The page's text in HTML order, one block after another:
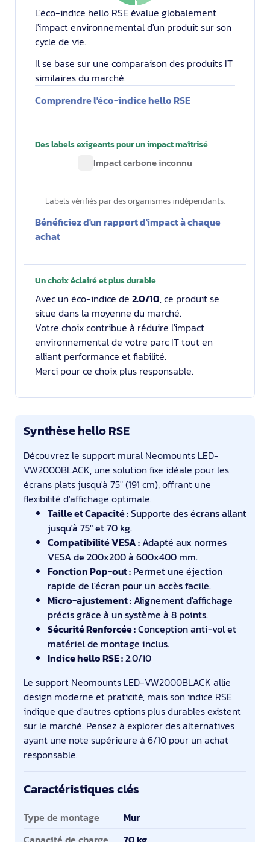
L'éco-indice hello RSE évalue globalement
l'impact environnemental d'un produit sur son
cycle de vie.
Il se base sur une comparaison des produits IT
similaires du marché.
Comprendre l'éco-indice hello RSE
Des labels exigeants pour un impact maîtrisé
Impact carbone inconnu
Labels vérifiés par des organismes indépendants.
Bénéficiez d'un rapport d'impact à chaque
achat
Un choix éclairé et plus durable
Avec un éco-indice de 2.0/10, ce produit se
situe dans la moyenne du marché.
Votre choix contribue à réduire l'impact
environnemental de votre parc IT tout en
alliant performance et fiabilité.
Merci pour ce choix plus responsable.
Synthèse hello RSE
Découvrez le support mural Neomounts LED-
VW2000BLACK, une solution fixe idéale pour les
écrans plats jusqu'à 75" (191 cm), offrant une
flexibilité d'affichage optimale.
Taille et Capacité :Supporte des écrans allant
jusqu'à 75" et 70 kg.
Compatibilité VESA :Adapté aux normes
VESA de 200x200 à 600x400 mm.
Fonction Pop-out : Permet une éjection
rapide de l'écran pour un accès facile.
Micro-ajustement :Alignement d'affichage
précis grâce à un système à 8 points.
Sécurité Renforcée :Conception anti-vol et
matériel de montage inclus.
Indice hello RSE :2.0/10
Le support Neomounts LED-VW2000BLACK allie
design moderne et praticité, mais son indice RSE
indique que d'autres options plus durables existent
sur le marché. Pensez à explorer des alternatives
ayant une note supérieure à 6/10 pour un achat
responsable.
Caractéristiques clés
Caractéristiques clés
Type de montage
Mur